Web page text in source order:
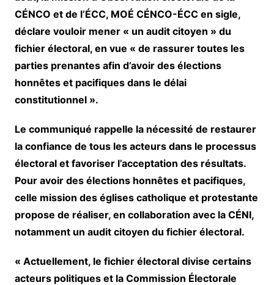
CÉNCO et de l’ÉCC, MOÉ CÉNCO-ÉCC en sigle,
déclare vouloir mener « un audit citoyen » du
fichier électoral, en vue « de rassurer toutes les
parties prenantes afin d’avoir des élections
honnêtes et pacifiques dans le délai
constitutionnel ».
Le communiqué rappelle la nécessité de restaurer
la confiance de tous les acteurs dans le processus
électoral et favoriser l’acceptation des résultats.
Pour avoir des élections honnêtes et pacifiques,
celle mission des églises catholique et protestante
propose de réaliser, en collaboration avec la CÉNI,
notamment un audit citoyen du fichier électoral.
« Actuellement, le fichier électoral divise certains
acteurs politiques et la Commission Électorale